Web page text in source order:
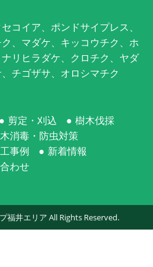
コイア、ポンドサイプレス、
、マダケ、キッコウチク、ホ
リヒラダケ、クロチク、ヤダ
チゴザサ、オロシマチク
剪定・刈込
樹木伐採
消毒・防虫対策
事例
新着情報
わせ
福井エリア All Rights Reserved.